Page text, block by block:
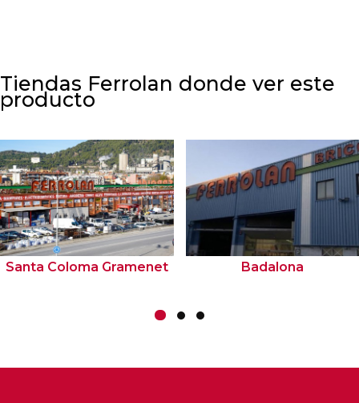
Tiendas Ferrolan donde ver este
producto
Santa Coloma Gramenet Badalona